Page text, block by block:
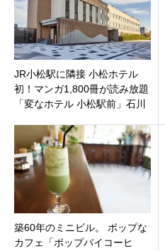
JR小松駅に隣接 小松ホテル
初！マンガ1,800冊が読み放題
「変なホテル 小松駅前」石川
築60年のミニビル。 ポップな
カフェ「ポップバイコーヒ